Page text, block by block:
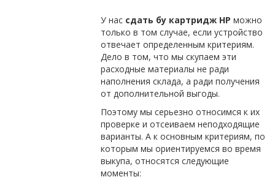
У нас сдать бу картридж HP можно
только в том случае, если устройство
отвечает определенным критериям.
Дело в том, что мы скупаем эти
расходные материалы не ради
наполнения склада, а ради получения
от дополнительной выгоды.
Поэтому мы серьезно относимся к их
проверке и отсеиваем неподходящие
варианты. А к основным критериям, по
которым мы ориентируемся во время
выкупа, относятся следующие
моменты: